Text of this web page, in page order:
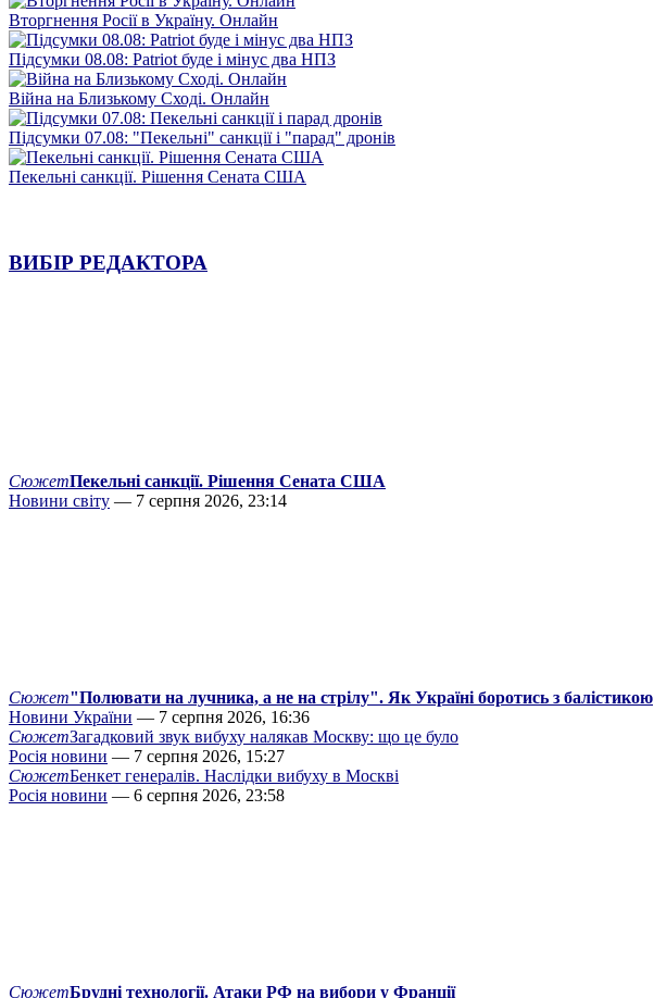
Вторгнення Росії в Україну. Онлайн
Підсумки 08.08: Patriot буде і мінус два НПЗ
Війна на Близькому Сході. Онлайн
Підсумки 07.08: "Пекельні" санкції і "парад" дронів
Пекельні санкції. Рішення Сената США
ВИБІР РЕДАКТОРА
СюжетПекельні санкції. Рішення Сената США
Новини світу — 7 серпня 2026, 23:14
Сюжет"Полювати на лучника, а не на стрілу". Як Україні боротись з балістикою
Новини України — 7 серпня 2026, 16:36
СюжетЗагадковий звук вибуху налякав Москву: що це було
Росія новини — 7 серпня 2026, 15:27
СюжетБенкет генералів. Наслідки вибуху в Москві
Росія новини — 6 серпня 2026, 23:58
СюжетБрудні технології. Атаки РФ на вибори у Франції